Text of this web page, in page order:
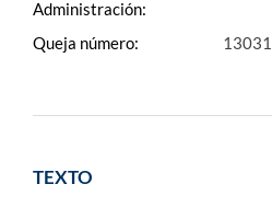
Administración:
Queja número:
TEXTO